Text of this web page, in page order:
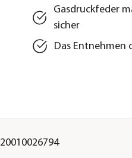
Gasdruckfeder
sicher
Das Entnehmen
20010026794